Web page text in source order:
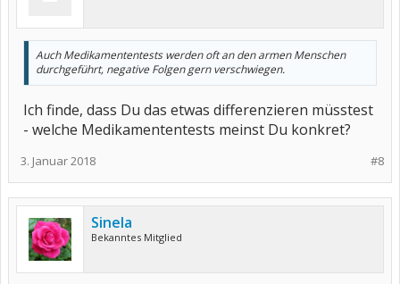
Auch Medikamententests werden oft an den armen Menschen
durchgeführt, negative Folgen gern verschwiegen.
Ich finde, dass Du das etwas differenzieren müsstest
- welche Medikamententests meinst Du konkret?
#8
3. Januar 2018
Sinela
Bekanntes Mitglied